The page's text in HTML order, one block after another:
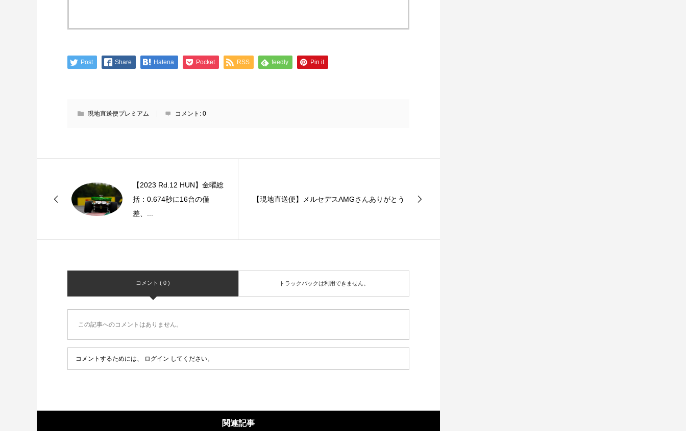
Post Share Hatena Pocket RSS feedly Pin it
現地直送便プレミアム コメント: 0
【2023 Rd.12 HUN】金曜総
括：0.674秒に16台の僅
差、...
【現地直送便】メルセデスAMGさんありがとう
コメント ( 0 ) トラックバックは利用できません。
この記事へのコメントはありません。
コメントするためには、 ログイン してください。
関連記事